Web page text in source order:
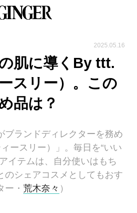
2025.05.16
肌に導くBy ttt.
スリー）。この
品は？
ブランドディレクターを務め
ースリー）」。毎日を“いい
イテムは、自分使いはもち
のシェアコスメとしてもおす
ー・荒木奈々 ）